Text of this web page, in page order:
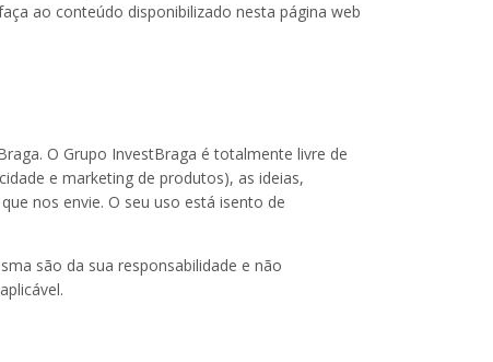
ao conteúdo disponibilizado nesta página web
O Grupo InvestBraga é totalmente livre de
e marketing de produtos), as ideias,
nos envie. O seu uso está isento de
são da sua responsabilidade e não